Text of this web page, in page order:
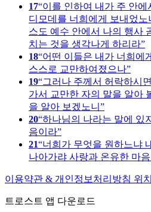
17 이를 인하여 내가 주 안
디모데를 너희에게 보내었노
스도 예수 안에서 나의 행사
치는 것을 생각나게 하리라
18 어떤 이들은 내가 너희에
스스로 교만하여졌으나
19 그러나 주께서 허락하시
가서 교만한 자의 말을 알아
을 알아 보겠노니
20 하나님의 나라는 말에 있
음이라
21 너희가 무엇을 원하느냐
나아가랴 사랑과 온유한 마
이용약관 & 개인정보처리방침 위
트로스트 앱 다운로드